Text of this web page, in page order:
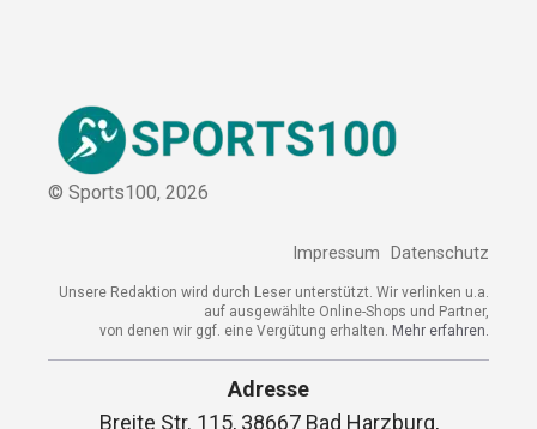
© Sports100, 2026
Impressum Datenschutz
Unsere Redaktion wird durch Leser unterstützt. Wir verlinken u.a.
auf ausgewählte Online-Shops und Partner,
von denen wir ggf. eine Vergütung erhalten. Mehr erfahren.
Adresse
Breite Str. 115, 38667 Bad Harzburg,